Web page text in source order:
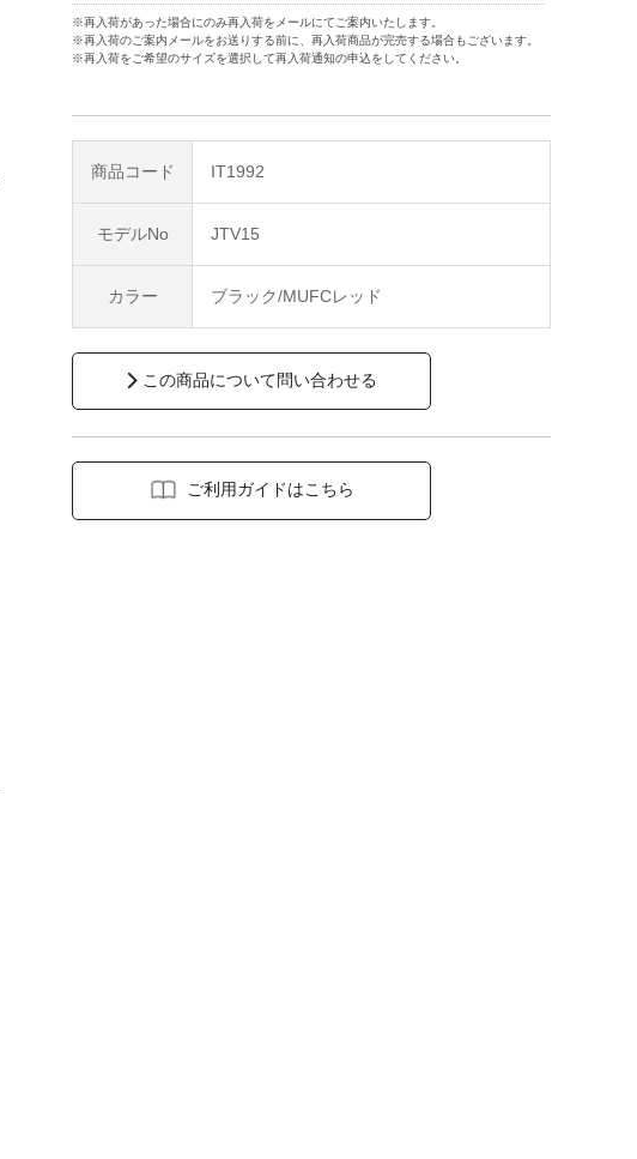
商品コード IT1992
モデルNo JTV15
カラー ブラック/MUFCレッド
この商品について問い合わせる
ご利用ガイドはこちら
※再入荷があった場合にのみ再入荷をメールにてご案内いたします。
※再入荷のご案内メールをお送りする前に、再入荷商品が完売する場合もございます。
※再入荷をご希望のサイズを選択して再入荷通知の申込をしてください。